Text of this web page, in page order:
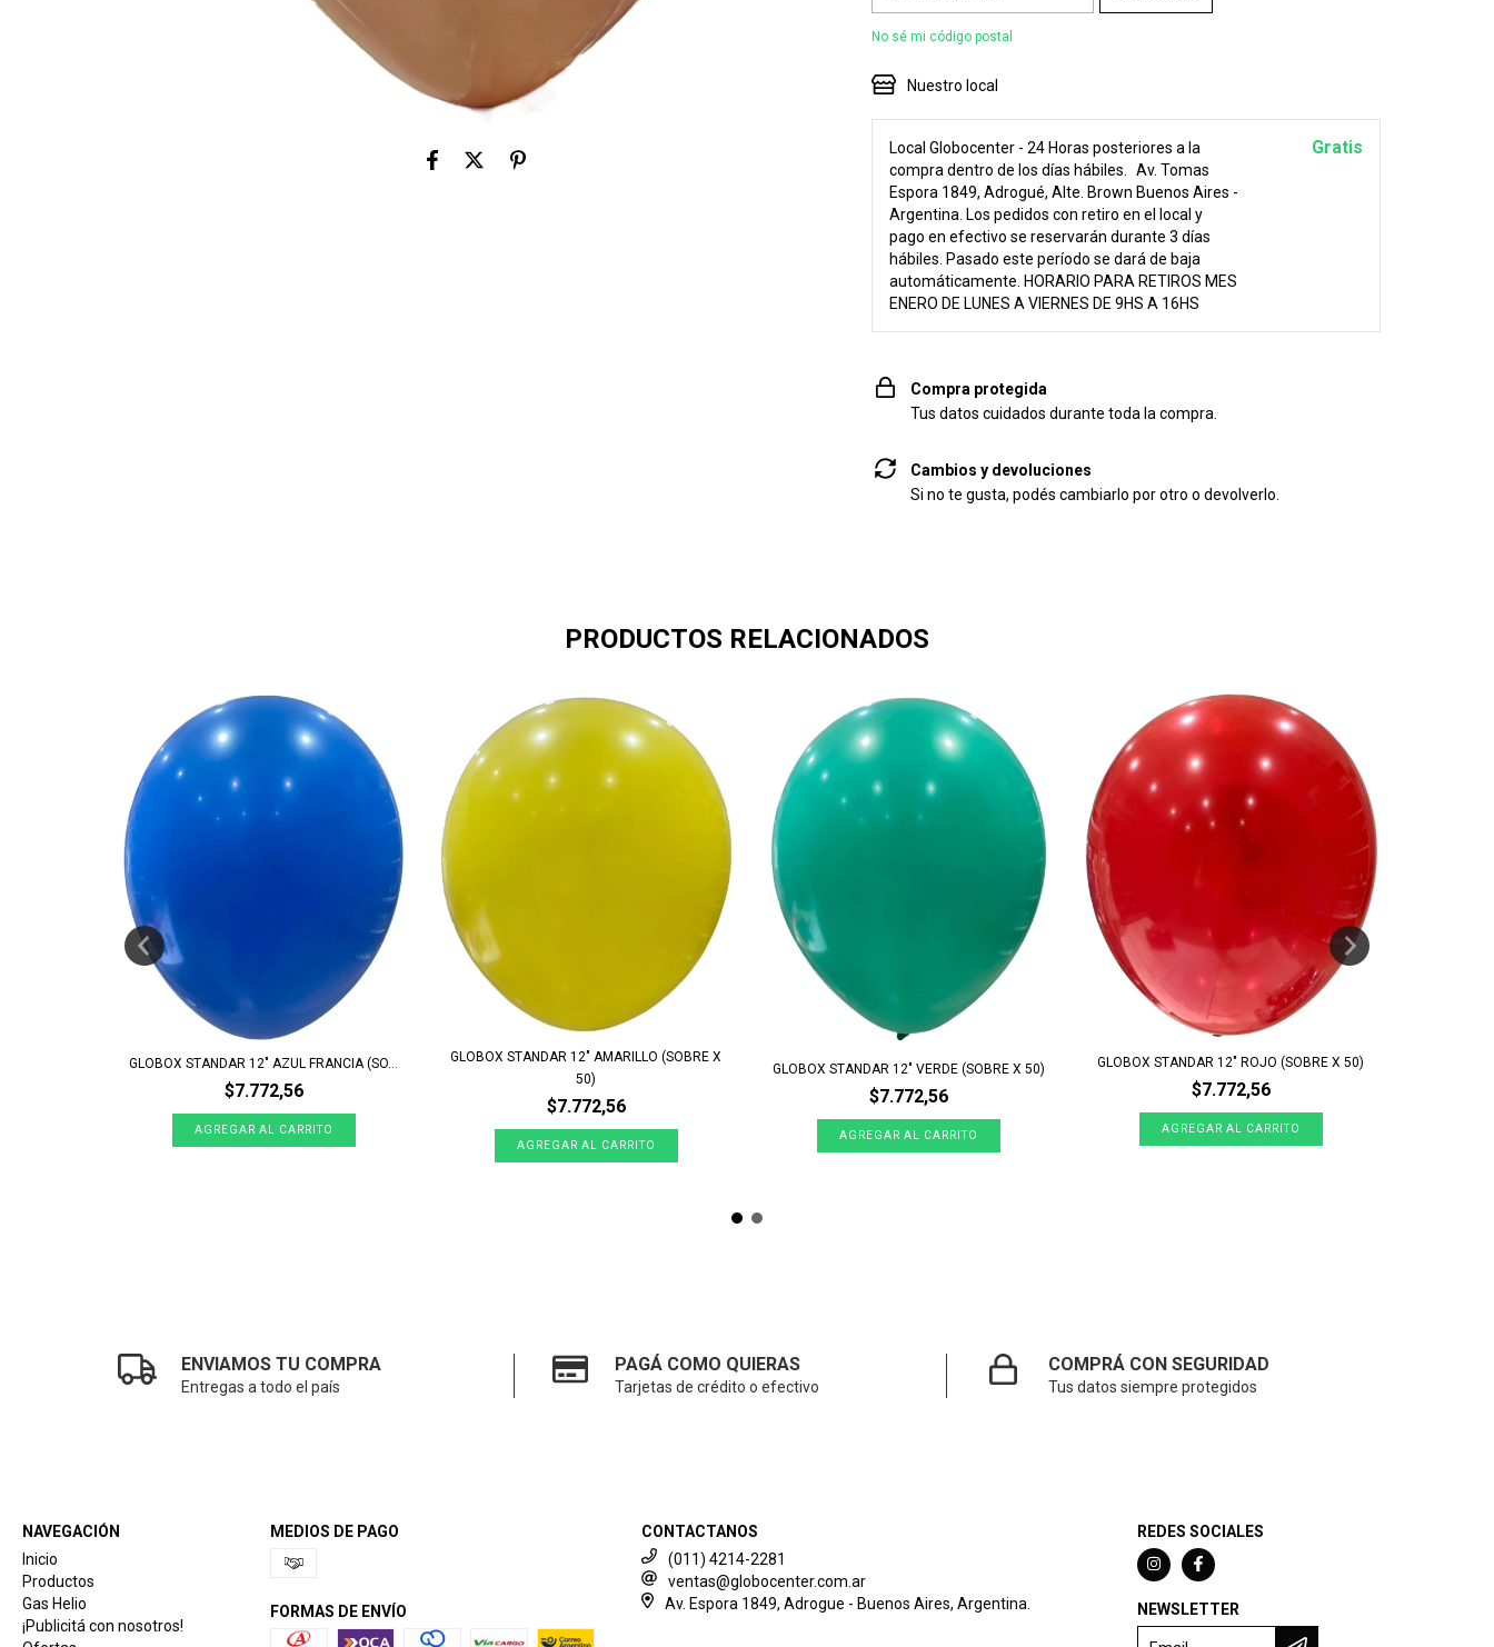
No sé mi código postal
Nuestro local
Local Globocenter - 24 Horas posteriores a la
compra dentro de los días hábiles.
Av. Tomas
Espora 1849, Adrogué, Alte. Brown Buenos Aires -
Argentina. Los pedidos con retiro en el local y
pago en efectivo se reservarán durante 3 días
hábiles. Pasado este período se dará de baja
automáticamente. HORARIO PARA RETIROS MES
ENERO DE LUNES A VIERNES DE 9HS A 16HS
Gratis
Compra protegida
Tus datos cuidados durante toda la compra.
Cambios y devoluciones
Si no te gusta, podés cambiarlo por otro o devolverlo.
PRODUCTOS RELACIONADOS
GLOBOX STANDAR 12" AZUL FRANCIA (SO...
$7.772,56
GLOBOX STANDAR 12" AMARILLO (SOBRE X
50)
$7.772,56
GLOBOX STANDAR 12" VERDE (SOBRE X 50)
$7.772,56
GLOBOX STANDAR 12" ROJO (SOBRE X 50)
$7.772,56
ENVIAMOS TU COMPRA
Entregas a todo el país
PAGÁ COMO QUIERAS
Tarjetas de crédito o efectivo
COMPRÁ CON SEGURIDAD
Tus datos siempre protegidos
NAVEGACIÓN
Inicio
Productos
Gas Helio
¡Publicitá con nosotros!
MEDIOS DE PAGO
FORMAS DE ENVÍO
CONTACTANOS
(011) 4214-2281
ventas@globocenter.com.ar
Av. Espora 1849, Adrogue - Buenos Aires, Argentina.
REDES SOCIALES
NEWSLETTER